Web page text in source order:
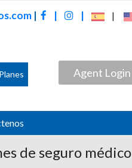
| | | |
Agent Login
de seguro médico